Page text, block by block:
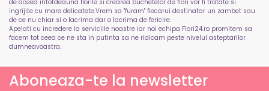
de aceea intotdeauna florile si crearea buchetelor de flori vor fi tratate si
ingrijite cu mare delicatete.Vrem sa "furam" fiecarui destinatar un zambet sau
de ce nu chiar si o lacrima dar o lacrima de fericire.
Apelati cu incredere la serviciile noastre iar noi echipa Flori24.ro promitem sa
facem tot ceea ce ne sta in putinta sa ne ridicam peste nivelul asteptarilor
dumneavoastra.
Aboneaza-te la newsletter